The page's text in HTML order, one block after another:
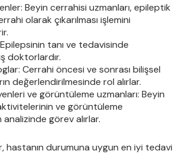
Beyin cerrahisi uzmanları, epileptik
olarak çıkarılması işlemini
tanı ve tedavisinde
doktorlardır.
Cerrahi öncesi ve sonrası bilişsel
değerlendirilmesinde rol alırlar.
ve görüntüleme uzmanları: Beyin
ve görüntüleme
görev alırlar.
hastanın durumuna uygun en iyi tedavi